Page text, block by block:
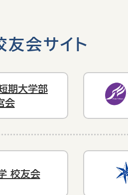
会サイト
期大学部
会
校友会